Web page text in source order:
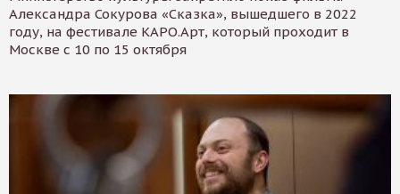
Александра Сокурова «Сказка», вышедшего в 2022
году, на фестивале КАРО.Арт, который проходит в
Москве с 10 по 15 октября